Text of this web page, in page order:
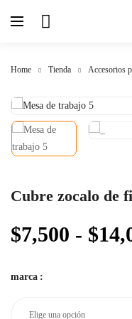
Home Tienda Accesorios
Cubre zocalo de
$7,500 - $
marca :